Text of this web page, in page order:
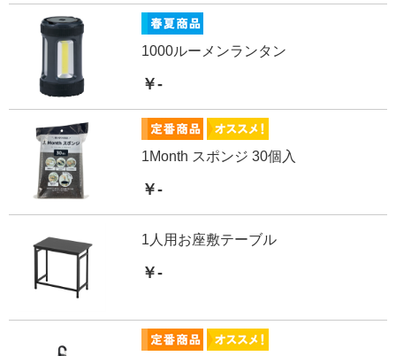
1000ルーメンランタン
￥-
1Month スポンジ 30個入
￥-
1人用お座敷テーブル
￥-